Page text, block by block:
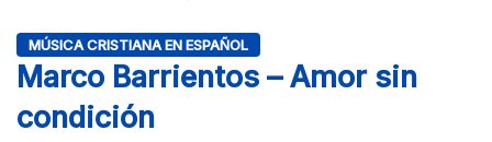
MÚSICA CRISTIANA EN ESPAÑOL
Marco Barrientos – Amor sin
condición